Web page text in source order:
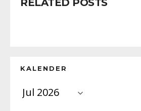
RELATED POSTS
KALENDER